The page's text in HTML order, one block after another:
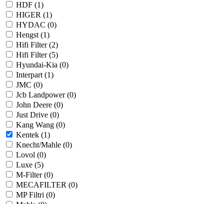
HDF (1)
HIGER (1)
HYDAC (0)
Hengst (1)
Hifi Filter (2)
Hifi Filter (5)
Hyundai-Kia (0)
Interpart (1)
JMC (0)
Jcb Landpower (0)
John Deere (0)
Just Drive (0)
Kang Wang (0)
Kentek (1)
Knecht/Mahle (0)
Lovol (0)
Luxe (5)
M-Filter (0)
MECAFILTER (0)
MP Filtri (0)